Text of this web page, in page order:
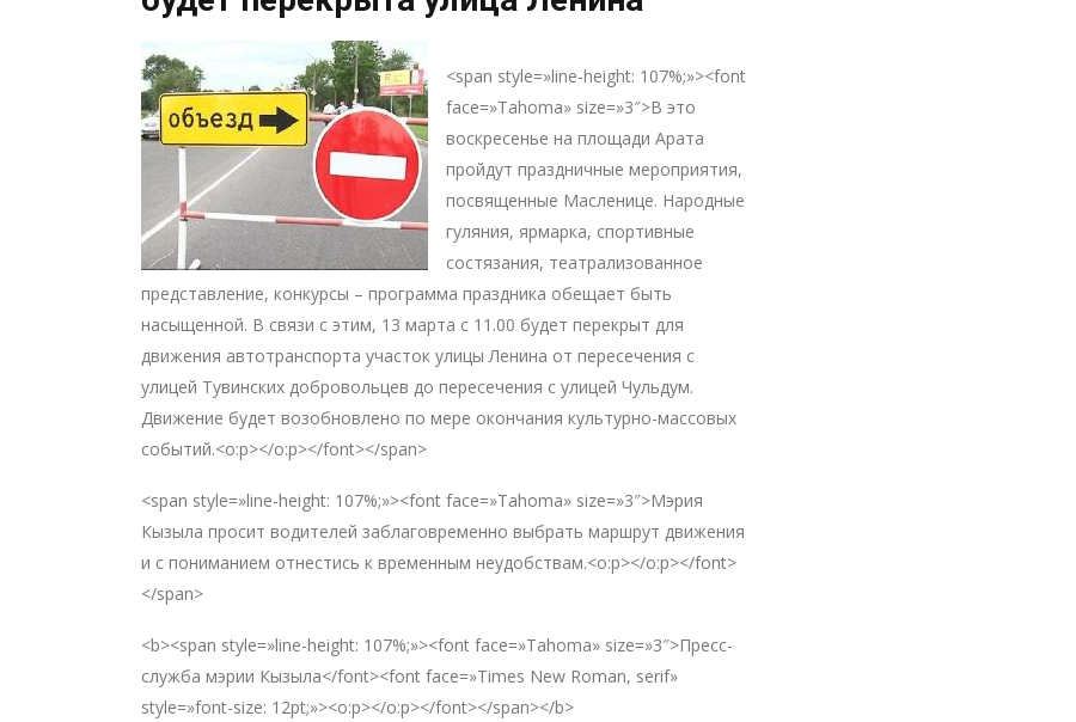
<span style=»line-height: 107%;»><font
face=»Tahoma» size=»3″>В это
воскресенье на площади Арата
пройдут праздничные мероприятия,
посвященные Масленице. Народные
гуляния, ярмарка, спортивные
состязания, театрализованное
представление, конкурсы – программа праздника обещает быть
насыщенной. В связи с этим, 13 марта с 11.00 будет перекрыт для
движения автотранспорта участок улицы Ленина от пересечения с
улицей Тувинских добровольцев до пересечения с улицей Чульдум.
Движение будет возобновлено по мере окончания культурно-массовых
событий.<o:p></o:p></font></span>
<span style=»line-height: 107%;»><font face=»Tahoma» size=»3″>Мэрия
Кызыла просит водителей заблаговременно выбрать маршрут движения
и с пониманием отнестись к временным неудобствам.<o:p></o:p></font>
</span>
<b><span style=»line-height: 107%;»><font face=»Tahoma» size=»3″>Пресс-
служба мэрии Кызыла</font><font face=»Times New Roman, serif»
style=»font-size: 12pt;»><o:p></o:p></font></span></b>